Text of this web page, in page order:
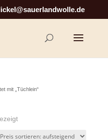
mit „Tüchlein“